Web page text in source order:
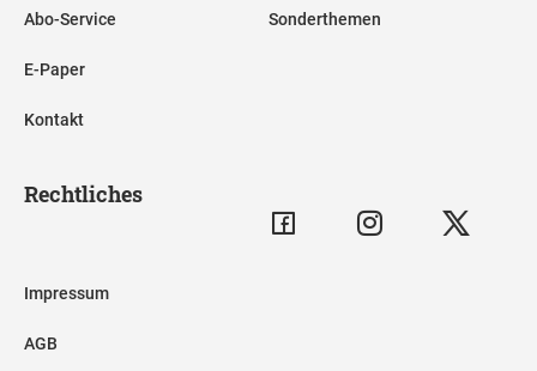
Abo-Service
E-Paper
Kontakt
Sonderthemen
Rechtliches
Impressum
AGB